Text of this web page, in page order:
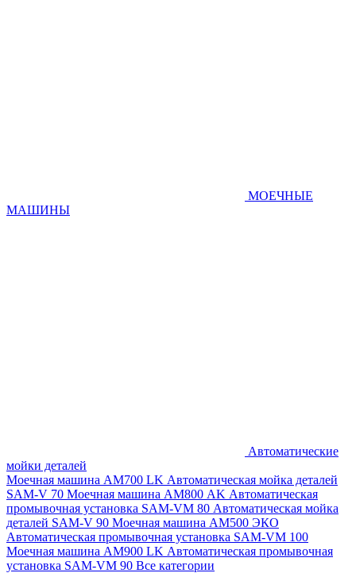
МОЕЧНЫЕ
МАШИНЫ
Автоматические
мойки деталей
Моечная машина AM700 LK Автоматическая мойка деталей
SAM-V 70 Моечная машина АМ800 AK Автоматическая
промывочная установка SAM-VM 80 Автоматическая мойка
деталей SAM-V 90 Моечная машина АМ500 ЭКО
Автоматическая промывочная установка SAM-VM 100
Моечная машина AM900 LK Автоматическая промывочная
установка SAM-VM 90 Все категории